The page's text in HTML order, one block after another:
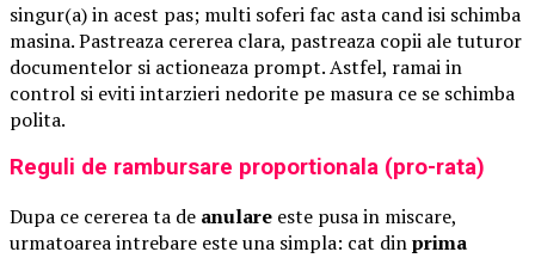
singur(a) in acest pas; multi soferi fac asta cand isi schimba
masina. Pastreaza cererea clara, pastreaza copii ale tuturor
documentelor si actioneaza prompt. Astfel, ramai in
control si eviti intarzieri nedorite pe masura ce se schimba
polita.
Reguli de rambursare proportionala (pro-rata)
Dupa ce cererea ta de anulare este pusa in miscare,
urmatoarea intrebare este una simpla: cat dinprima